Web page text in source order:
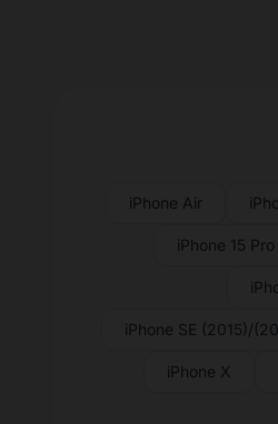
iPhone Air
iPhone 15
iPhone SE (2015)/
iPhone X